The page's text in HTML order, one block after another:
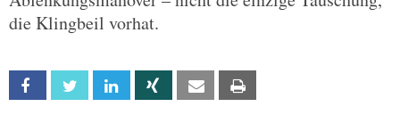
die Klingbeil vorhat.
Facebook Twitter Linkedin Xing Email